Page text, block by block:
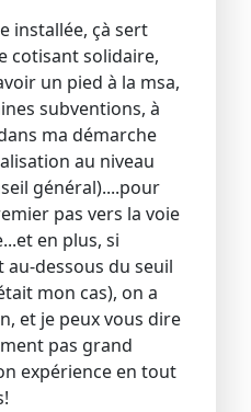
installée, çà sert
cotisant solidaire,
un pied à la msa,
subventions, à
ma démarche
au niveau
général)....pour
pas vers la voie
en plus, si
dessous du seuil
mon cas), on a
et je peux vous dire
pas grand
expérience en tout